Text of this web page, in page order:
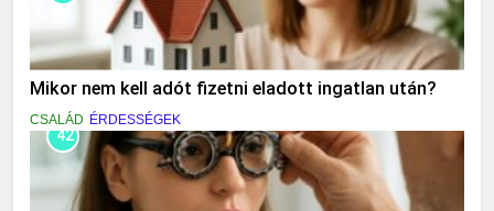
Mikor nem kell adót fizetni eladott ingatlan után?
CSALÁD ÉRDESSÉGEK
42